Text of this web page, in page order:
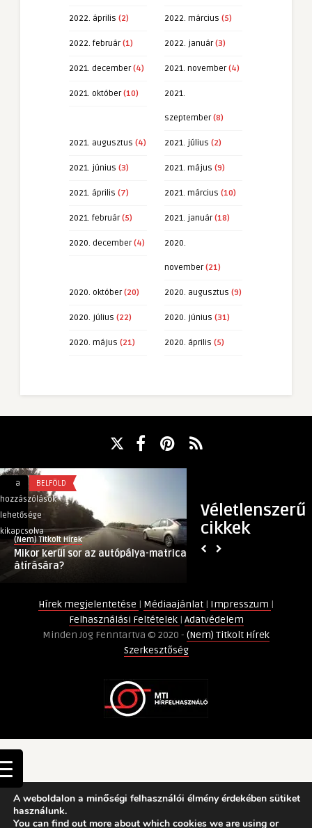
2022. április (2) 2022. március (5)
2022. február(1) 2022. január(3)
2021. december(4) 2021. november(4)
2021. október(10) 2021.
szeptember(8)
2021. augusztus (4) 2021. július (2)
2021. június (3) 2021. május (9)
2021. április (7) 2021. március (10)
2021. február(5) 2021. január(18)
2020. december(4) 2020.
november(21)
2020. október(20) 2020. augusztus (9)
2020. július (22) 2020. június (31)
2020. május (21) 2020. április (5)
Véletlenszerű
cikkek
Mikor
kerül
sor
az
autópálya-
matrica
a
hozzászólások
lehetősége
kikapcsolva
BELFÖLD
(Nem) Titkolt Hírek
Mikor kerül sor az autópálya-matrica
átírására?
opció
és
a
Generalitól
bejegyzéshez
lehetősége
kikapcsolva
Hírek megjelentetése | Médiaajánlat | Impresszum |
Felhasználási Feltételek | Adatvédelem
Minden Jog Fenntartva © 2020 - (Nem) Titkolt Hírek
Szerkesztőség
A weboldalon a minőségi felhasználói élmény érdekében sütiket
használunk.
You can find out more about which cookies we are using or